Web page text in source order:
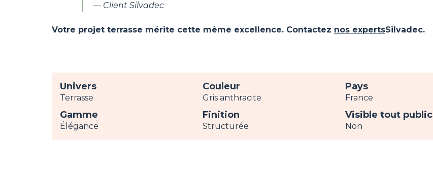
— Client Silvadec
Votre projet terrasse mérite cette même excellence. Contactez nos expertsSilvadec.
Univers
Terrasse
Gamme
Élégance
Couleur
Gris anthracite
Finition
Structurée
Pays
France
Visible tout public
Non